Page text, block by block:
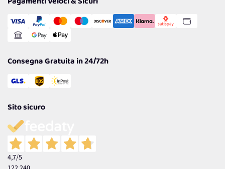
Gestisci Cookie
Reso Facile e Veloce
Consegna Gratuita in 24/72h
Sito sicuro
4,7/5